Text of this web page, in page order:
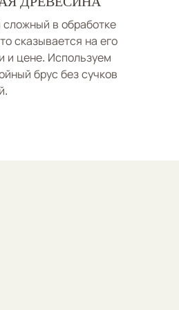
в обработке
сказывается на его
и цене. Используем
брус без сучков